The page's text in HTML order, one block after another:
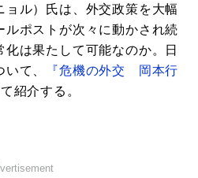
ル）氏は、外交政策を大幅
ルポストが次々に動かされ続
は果たして可能なのか。日
て、
『危機の外交 岡本行
紹介する。